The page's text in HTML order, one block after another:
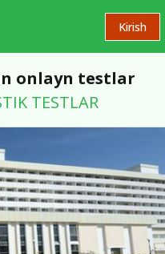
Kirish
onlayn testlar
TESTLAR